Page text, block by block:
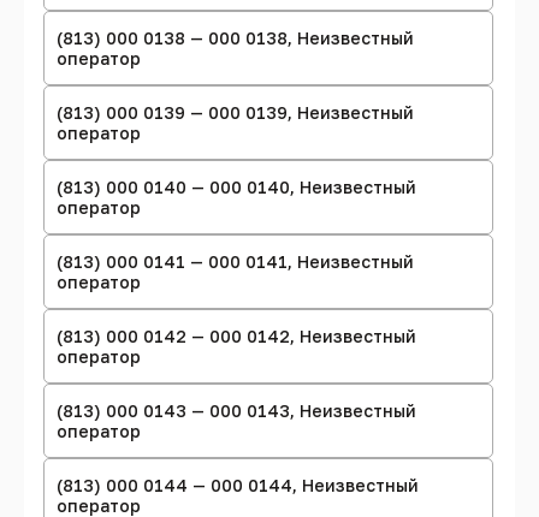
(813) 000 0138 — 000 0138, Неизвестный
оператор
(813) 000 0139 — 000 0139, Неизвестный
оператор
(813) 000 0140 — 000 0140, Неизвестный
оператор
(813) 000 0141 — 000 0141, Неизвестный
оператор
(813) 000 0142 — 000 0142, Неизвестный
оператор
(813) 000 0143 — 000 0143, Неизвестный
оператор
(813) 000 0144 — 000 0144, Неизвестный
оператор